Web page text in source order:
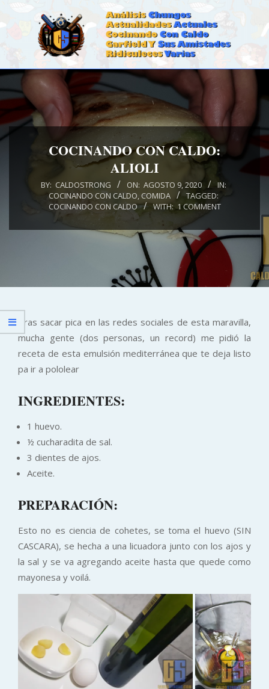
CALDOSTRONG.COM
Primary
Navigation
Menu
COCINANDO CON CALDO:
ALIOLI
BY: CALDOSTRONG ON: AGOSTO 9, 2020
IN:
COCINANDO CON CALDO COMIDA
TAGGED:
COCINANDO CON CALDO
WITH: 1 COMMENT
Tras sacar pica en las redes sociales de esta maravilla,
mucha gente (dos personas, un record) me pidió la
receta de esta emulsión mediterránea que te deja listo
pa ir a pololear
INGREDIENTES:
1 huevo.
½ cucharadita de sal.
3 dientes de ajos.
Aceite.
PREPARACIÓN:
Esto no es ciencia de cohetes, se toma el huevo (SIN
CASCARA), se hecha a una licuadora junto con los ajos y
la sal y se va agregando aceite hasta que quede como
mayonesa y voilá.